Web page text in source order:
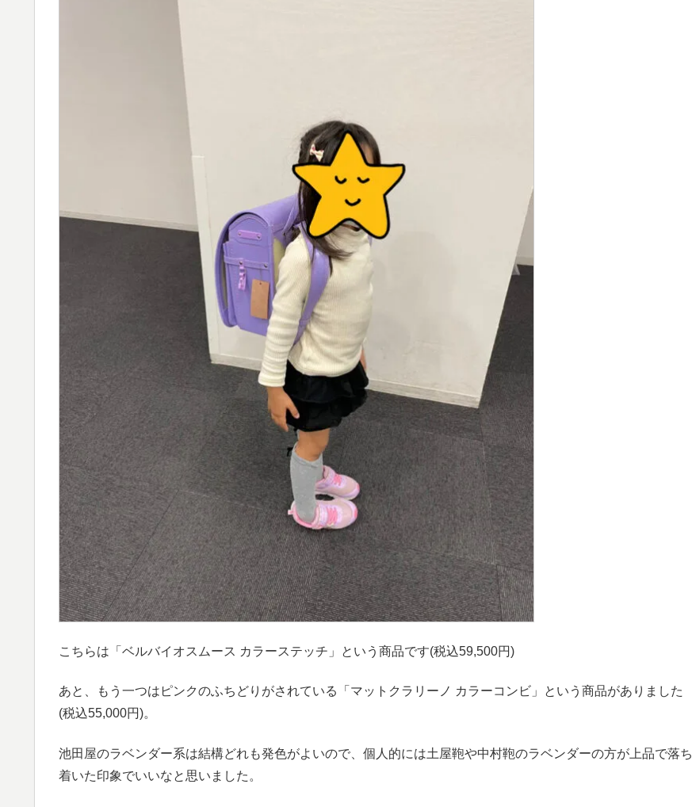
こちらは「ベルバイオスムース カラーステッチ」という商品です(税込59,500円)
あと、もう一つはピンクのふちどりがされている「マットクラリーノ カラーコンビ」という商品がありました
(税込55,000円)。
池田屋のラベンダー系は結構どれも発色がよいので、個人的には土屋鞄や中村鞄のラベンダーの方が上品で落ち
着いた印象でいいなと思いました。